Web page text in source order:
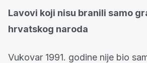
Lavovi koji nisu branili samo
hrvatskog naroda
Vukovar 1991. godine nije bio